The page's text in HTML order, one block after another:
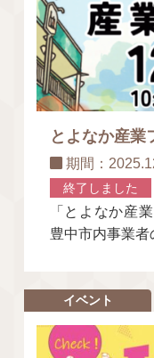
とよなか産業
期間：
終了しました
「とよなか産
豊中市内事業
イベント